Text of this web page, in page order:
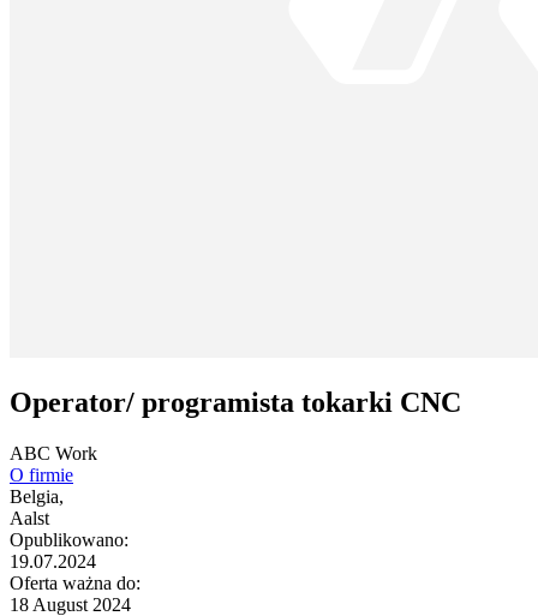
Operator/ programista tokarki CNC
ABC Work
O firmie
Belgia,
Aalst
Opublikowano:
19.07.2024
Oferta ważna do:
18 August 2024